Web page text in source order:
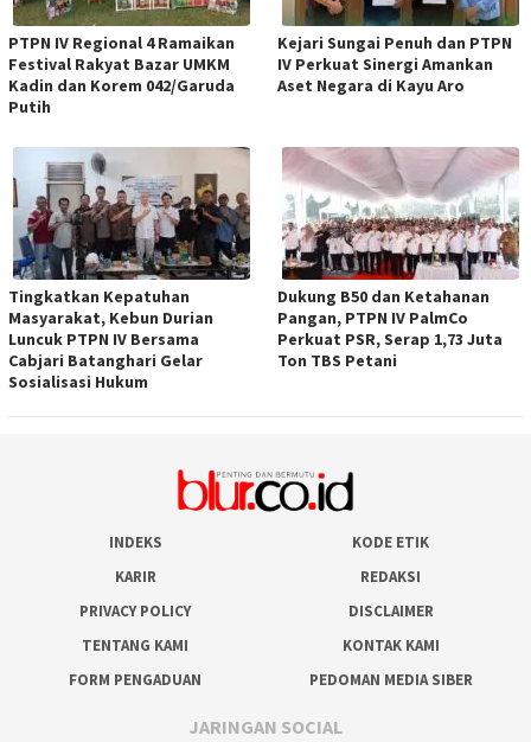
PTPN IV Regional 4 Ramaikan
Festival Rakyat Bazar UMKM
Kadin dan Korem 042/Garuda
Putih
Kejari Sungai Penuh dan PTPN
IV Perkuat Sinergi Amankan
Aset Negara di Kayu Aro
Tingkatkan Kepatuhan
Masyarakat, Kebun Durian
Luncuk PTPN IV Bersama
Cabjari Batanghari Gelar
Sosialisasi Hukum
Dukung B50 dan Ketahanan
Pangan, PTPN IV PalmCo
Perkuat PSR, Serap 1,73 Juta
Ton TBS Petani
INDEKS
KODE ETIK
KARIR
REDAKSI
PRIVACY POLICY
DISCLAIMER
TENTANG KAMI
KONTAK KAMI
FORM PENGADUAN
PEDOMAN MEDIA SIBER
JARINGAN SOCIAL